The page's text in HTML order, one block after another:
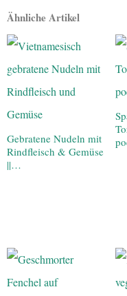
Ähnliche Artikel
Gebratene Nudeln mit
Rindfleisch & Gemüse
||…